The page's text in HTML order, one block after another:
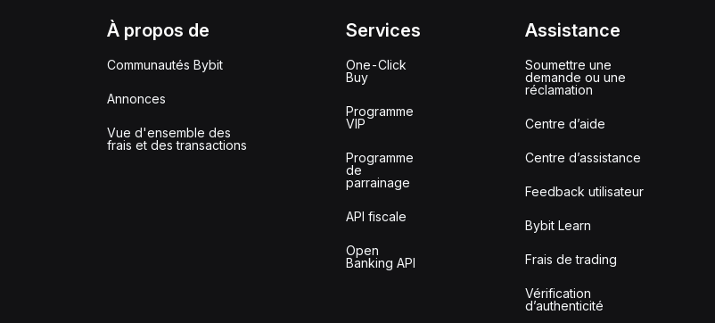
À propos de
Communautés Bybit
Annonces
Vue d'ensemble des
frais et des transactions
Services
One-Click
Buy
Programme
VIP
Programme
de
parrainage
API fiscale
Open
Banking API
Assistance
Soumettre une
demande ou une
réclamation
Centre d’aide
Centre d’assistance
Feedback utilisateur
Bybit Learn
Frais de trading
Vérification
d’authenticité